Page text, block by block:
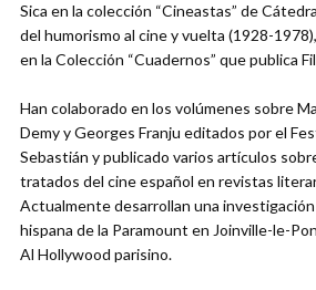
Sica en la colección “Cineastas” de
del humorismo al cine y vuelta (1928-
en la Colección “Cuadernos” que publica
Han colaborado en los volúmenes sobre
Demy y Georges Franju editados por el
Sebastián y publicado varios artículos
tratados del cine español en revistas
Actualmente desarrollan una
hispana de la Paramount en Joinville-le-
Al Hollywood parisino.